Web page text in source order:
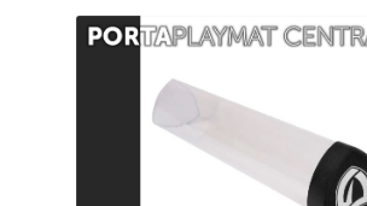
PROMOÇÕES